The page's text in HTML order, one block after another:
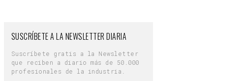
SUSCRÍBETE A LA NEWSLETTER DIARIA
Suscríbete gratis a la Newsletter
que reciben a diario más de 50.000
profesionales de la industria.